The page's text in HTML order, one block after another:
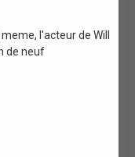
l'acteur de Will
de neuf